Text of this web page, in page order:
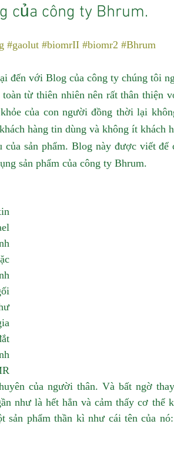
của công ty Bhrum.
#gaolut #biomrII #biomr2 #Bhrum
đến với Blog của công ty chúng tôi
từ thiên nhiên nên rất thân thiện
của con người đồng thời lại
hàng tin dùng và không ít khách
sản phẩm. Blog này được viết để
sản phẩm của công ty Bhrum.
của người thân. Và bất ngờ
như là hết hẳn và cảm thấy cơ thể
sản phẩm thần kì như cái tên của